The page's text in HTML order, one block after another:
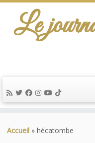
au
Le
Accueil » hécatombe